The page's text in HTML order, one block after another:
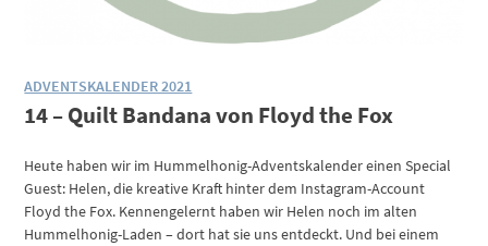
ADVENTSKALENDER 2021
14 – Quilt Bandana von Floyd the Fox
Heute haben wir im Hummelhonig-Adventskalender einen Special
Guest: Helen, die kreative Kraft hinter dem Instagram-Account
Floyd the Fox. Kennengelernt haben wir Helen noch im alten
Hummelhonig-Laden – dort hat sie uns entdeckt. Und bei einem